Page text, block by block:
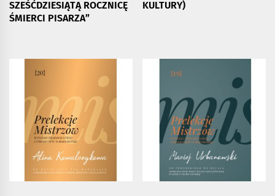
SZEŚĆDZIESIĄTĄ ROCZNICĘ
ŚMIERCI PISARZA”
KULTURY)